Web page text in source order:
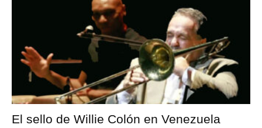
El sello de Willie Colón en Venezuela